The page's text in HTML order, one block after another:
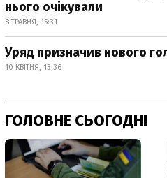
нього очікували
8 ТРАВНЯ, 15:31
Уряд призначив нового
10 КВІТНЯ, 13:36
ГОЛОВНЕ СЬОГОДНІ